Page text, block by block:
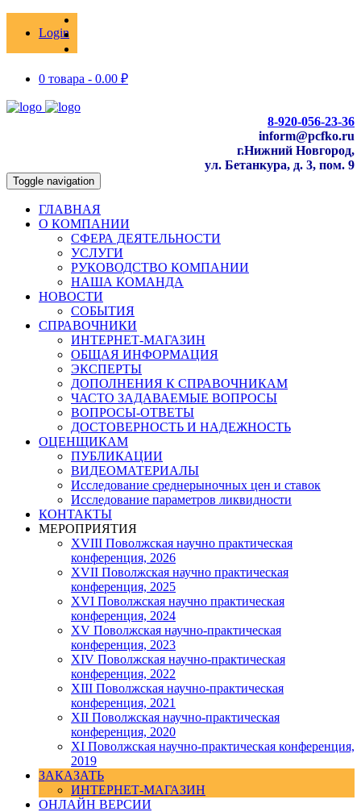
Login
0 товара - 0.00 ₽
8-920-056-23-36
inform@pcfko.ru
г.Нижний Новгород,
ул. Бетанкура, д. 3, пом. 9
Toggle navigation
ГЛАВНАЯ
О КОМПАНИИ
СФЕРА ДЕЯТЕЛЬНОСТИ
УСЛУГИ
РУКОВОДСТВО КОМПАНИИ
НАША КОМАНДА
НОВОСТИ
СОБЫТИЯ
СПРАВОЧНИКИ
ИНТЕРНЕТ-МАГАЗИН
ОБЩАЯ ИНФОРМАЦИЯ
ЭКСПЕРТЫ
ДОПОЛНЕНИЯ К СПРАВОЧНИКАМ
ЧАСТО ЗАДАВАЕМЫЕ ВОПРОСЫ
ВОПРОСЫ-ОТВЕТЫ
ДОСТОВЕРНОСТЬ И НАДЕЖНОСТЬ
ОЦЕНЩИКАМ
ПУБЛИКАЦИИ
ВИДЕОМАТЕРИАЛЫ
Исследование среднерыночных цен и ставок
Исследование параметров ликвидности
КОНТАКТЫ
МЕРОПРИЯТИЯ
XVIII Поволжская научно практическая
конференция, 2026
XVII Поволжская научно практическая
конференция, 2025
XVI Поволжская научно практическая
конференция, 2024
ХV Поволжская научно-практическая
конференция, 2023
ХIV Поволжская научно-практическая
конференция, 2022
ХIII Поволжская научно-практическая
конференция, 2021
ХII Поволжская научно-практическая
конференция, 2020
XI Поволжская научно-практическая конференция,
2019
ЗАКАЗАТЬ
ИНТЕРНЕТ-МАГАЗИН
ОНЛАЙН ВЕРСИИ